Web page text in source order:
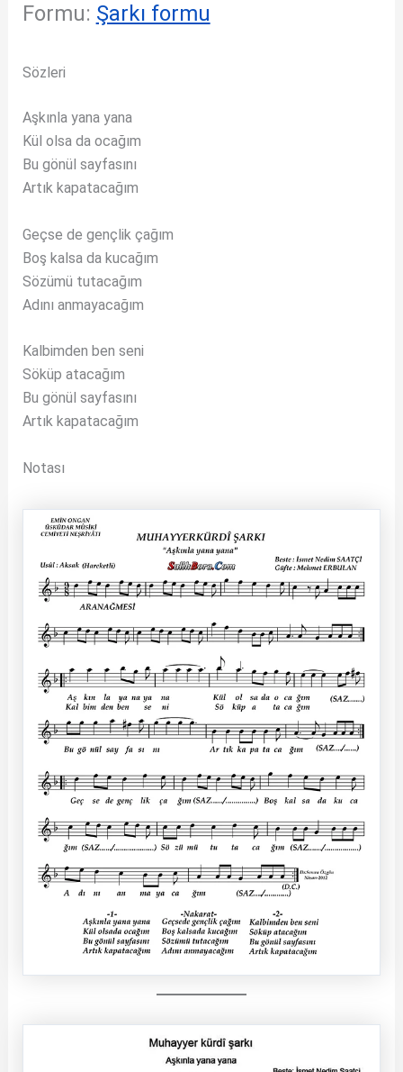
Formu: Şarkı formu
Sözleri
Aşkınla yana yana
Kül olsa da ocağım
Bu gönül sayfasını
Artık kapatacağım
Geçse de gençlik çağım
Boş kalsa da kucağım
Sözümü tutacağım
Adını anmayacağım
Kalbimden ben seni
Söküp atacağım
Bu gönül sayfasını
Artık kapatacağım
Notası